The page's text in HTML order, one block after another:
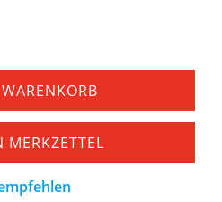
MERKZETTEL